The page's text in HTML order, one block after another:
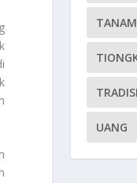
UANG